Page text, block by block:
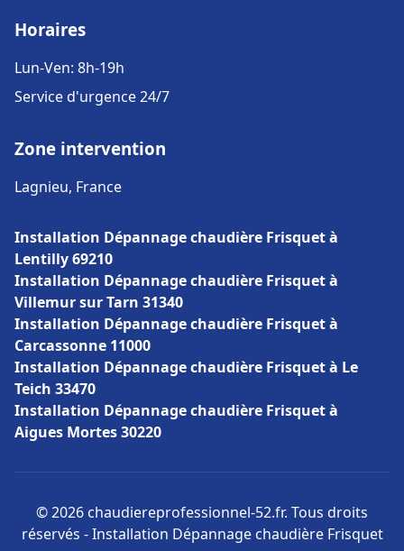
Horaires
Lun-Ven: 8h-19h
Service d'urgence 24/7
Zone intervention
Lagnieu, France
Installation Dépannage chaudière Frisquet à
Lentilly 69210
Installation Dépannage chaudière Frisquet à
Villemur sur Tarn 31340
Installation Dépannage chaudière Frisquet à
Carcassonne 11000
Installation Dépannage chaudière Frisquet à Le
Teich 33470
Installation Dépannage chaudière Frisquet à
Aigues Mortes 30220
© 2026 chaudiereprofessionnel-52.fr. Tous droits
réservés - Installation Dépannage chaudière Frisquet